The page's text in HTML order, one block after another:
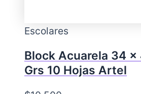
Escolares
Block Acuarela 34
Grs 10 Hojas Artel